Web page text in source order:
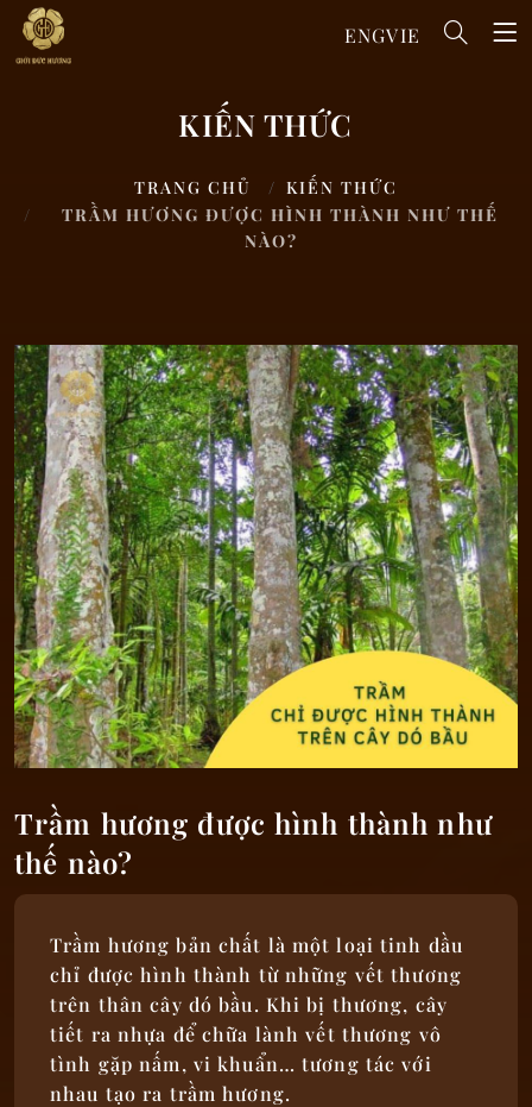
ENGVIE
KIẾN THỨC
TRANG CHỦ
KIẾN THỨC
TRẦM HƯƠNG ĐƯỢC HÌNH THÀNH NHƯ THẾ
NÀO?
Trầm hương được hình thành như
thế nào?
Trầm hương bản chất là một loại tinh dầu
chỉ được hình thành từ những vết thương
trên thân cây dó bầu. Khi bị thương, cây
tiết ra nhựa để chữa lành vết thương vô
tình gặp nấm, vi khuẩn… tương tác với
nhau tạo ra trầm hương.